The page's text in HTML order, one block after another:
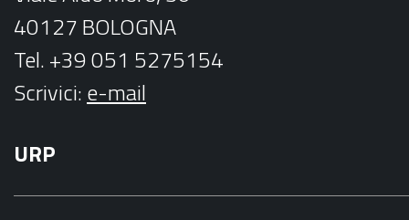
40127 BOLOGNA
Tel. +39 051 5275154
Scrivici:e-mail
URP